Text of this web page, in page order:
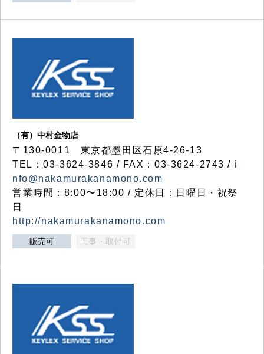
（有）中村金物店
〒130-0011 東京都墨田区石原4-26-13
TEL：03-3624-3846 / FAX：03-3624-2743 / i
nfo@nakamurakanamono.com
営業時間：8:00〜18:00 / 定休日：日曜日・祝祭
日
http://nakamurakanamono.com
販売可 工事・取付可